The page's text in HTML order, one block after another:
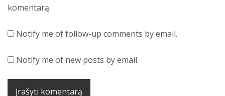
komentarą.
Notify me of follow-up comments by email.
Notify me of new posts by email.